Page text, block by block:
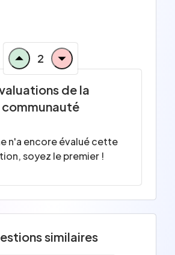
2
de la
communauté
n'a encore évalué cette
soyez le premier !
similaires